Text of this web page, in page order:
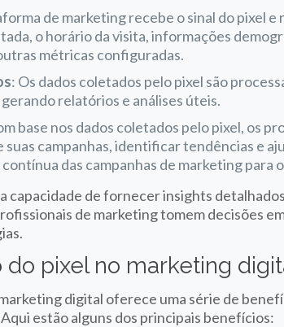
de marketing recebe o sinal do pixel
o horário da visita, informações
métricas configuradas.
: Os dados coletados pelo pixel são
relatórios e análises úteis.
base nos dados coletados pelo pixel, os
suas campanhas, identificar tendências e
das campanhas de marketing para
capacidade de fornecer insights
de marketing tomem decisões
do pixel no marketing
digital oferece uma série de
estão alguns dos principais benefícios: